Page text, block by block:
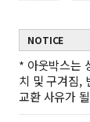
NOTICE
* 아웃박스는
치 및 구겨짐,
교환 사유가